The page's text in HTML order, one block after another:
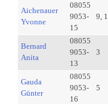
Aichenauer
Yvonne
08055
9053-
15
9,
Bernard
Anita
08055
9053-
13
3
Gauda
Günter
08055
9053-
16
5